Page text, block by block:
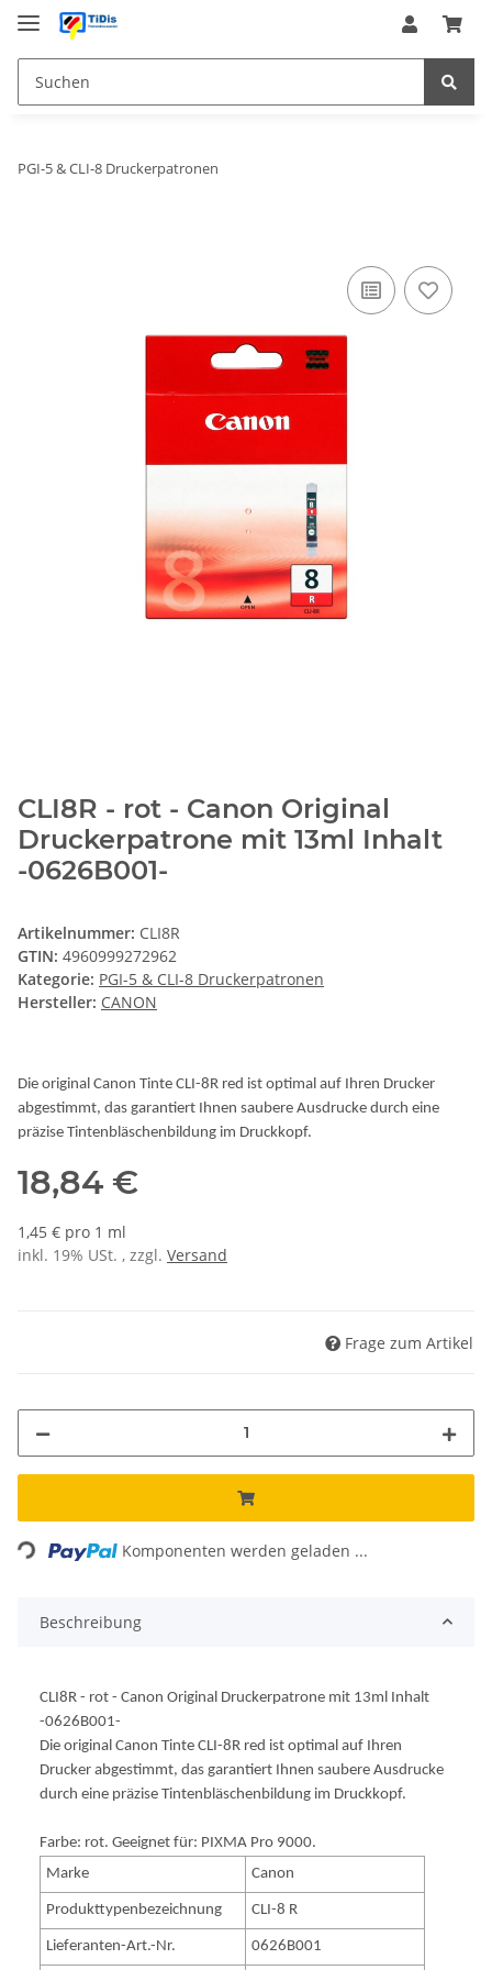
PGI-5 & CLI-8 Druckerpatronen
CLI8R - rot - Canon Original
Druckerpatrone mit 13ml Inhalt
-0626B001-
Artikelnummer: CLI8R
GTIN: 4960999272962
Kategorie: PGI-5 & CLI-8 Druckerpatronen
Hersteller: CANON
Die original Canon Tinte CLI-8R red ist optimal auf Ihren Drucker
abgestimmt, das garantiert Ihnen saubere Ausdrucke durch eine
präzise Tintenbläschenbildung im Druckkopf.
18,84 €
1,45 € pro 1 ml
inkl. 19% USt. , zzgl. Versand
Frage zum Artikel
Loading... Komponenten werden geladen ...
Beschreibung
CLI8R - rot - Canon Original Druckerpatrone mit 13ml Inhalt
-0626B001-
Die original Canon Tinte CLI-8R red ist optimal auf Ihren
Drucker abgestimmt, das garantiert Ihnen saubere Ausdrucke
durch eine präzise Tintenbläschenbildung im Druckkopf.
Farbe: rot. Geeignet für: PIXMA Pro 9000.
Marke
Canon
Produkttypenbezeichnung CLI-8 R
Lieferanten-Art.-Nr. 0626B001